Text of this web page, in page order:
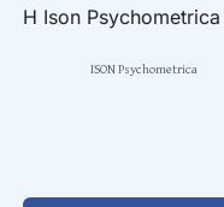
H Ison
ISON Psychometrica